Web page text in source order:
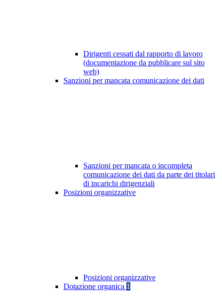
Dirigenti cessati dal rapporto di lavoro
(documentazione da pubblicare sul sito
web)
Sanzioni per mancata comunicazione dei dati
Sanzioni per mancata o incompleta
comunicazione dei dati da parte dei titolari
di incarichi dirigenziali
Posizioni organizzative
Posizioni organizzative
Dotazione organica 1